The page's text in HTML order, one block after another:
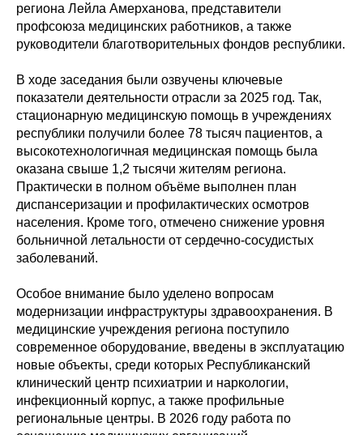
региона Лейла Амерханова, представители
профсоюза медицинских работников, а также
руководители благотворительных фондов республики.
В ходе заседания были озвучены ключевые
показатели деятельности отрасли за 2025 год. Так,
стационарную медицинскую помощь в учреждениях
республики получили более 78 тысяч пациентов, а
высокотехнологичная медицинская помощь была
оказана свыше 1,2 тысячи жителям региона.
Практически в полном объёме выполнен план
диспансеризации и профилактических осмотров
населения. Кроме того, отмечено снижение уровня
больничной летальности от сердечно-сосудистых
заболеваний.
Особое внимание было уделено вопросам
модернизации инфраструктуры здравоохранения. В
медицинские учреждения региона поступило
современное оборудование, введены в эксплуатацию
новые объекты, среди которых Республиканский
клинический центр психиатрии и наркологии,
инфекционный корпус, а также профильные
региональные центры. В 2026 году работа по